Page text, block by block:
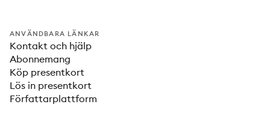
ANVÄNDBARA LÄNKAR
Kontakt och hjälp
Abonnemang
Köp presentkort
Lös in presentkort
Författarplattform